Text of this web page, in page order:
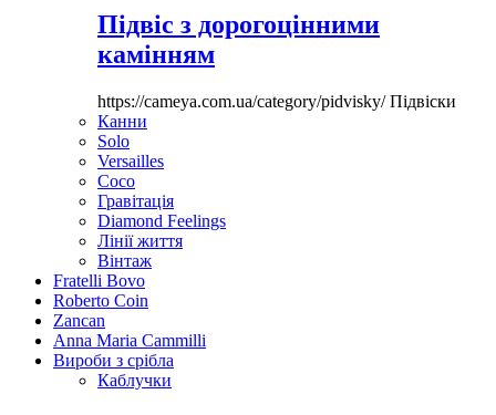
Підвіс з дорогоцінними
камінням
https://cameya.com.ua/category/pidvisky/Підвіски
Канни
Solo
Versailles
Coco
Гравітація
Diamond Feelings
Лінії життя
Вінтаж
Fratelli Bovo
Roberto Coin
Zancan
Anna Maria Cammilli
Вироби з срібла
Каблучки